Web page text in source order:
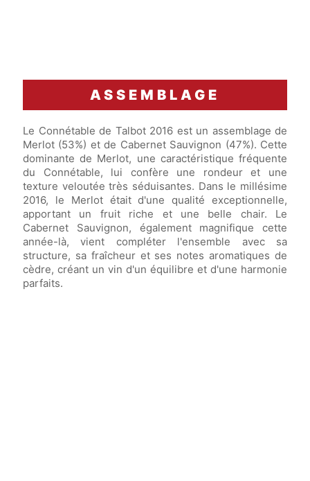
ASSEMBLAGE
Le Connétable de Talbot 2016 est un assemblage de
Merlot (53%) et de Cabernet Sauvignon (47%). Cette
dominante de Merlot, une caractéristique fréquente
du Connétable, lui confère une rondeur et une
texture veloutée très séduisantes. Dans le millésime
2016, le Merlot était d'une qualité exceptionnelle,
apportant un fruit riche et une belle chair. Le
Cabernet Sauvignon, également magnifique cette
année-là, vient compléter l'ensemble avec sa
structure, sa fraîcheur et ses notes aromatiques de
cèdre, créant un vin d'un équilibre et d'une harmonie
parfaits.